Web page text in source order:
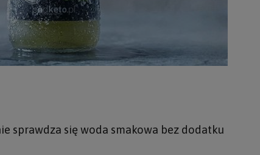
sprawdza się woda smakowa bez dodatku